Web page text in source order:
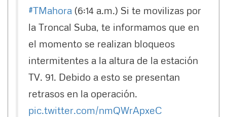
#TMahora (6:14 a.m.) Si te movilizas por
la Troncal Suba, te informamos que en
el momento se realizan bloqueos
intermitentes a la altura de la estación
TV. 91. Debido a esto se presentan
retrasos en la operación.
pic.twitter.com/nmQWrApxeC